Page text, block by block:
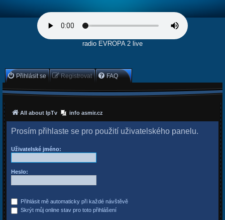
radio EVROPA 2 live
Přihlásit se Registrovat FAQ
All about IpTv info asmir.cz
Prosím přihlaste se pro použití uživatelského panelu.
Uživatelské jméno:
Heslo:
Přihlásit mě automaticky při každé návštěvě
Skrýt můj online stav pro toto přihlášení